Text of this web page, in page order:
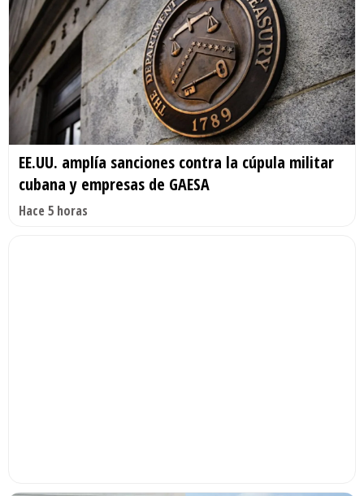
EE.UU. amplía sanciones contra la cúpula militar
cubana y empresas de GAESA
Hace 5 horas